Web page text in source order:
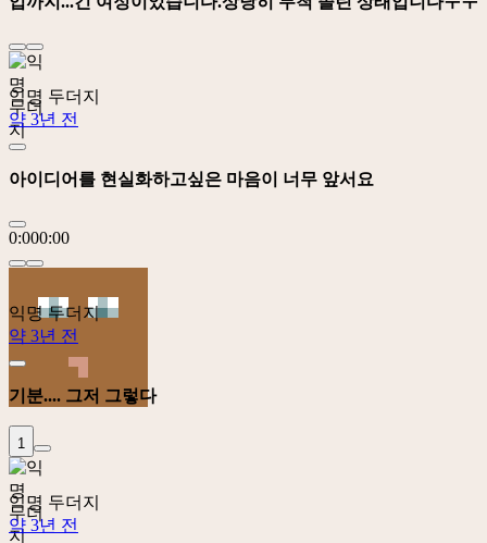
익명 두더지
약 3년 전
아이디어를 현실화하고싶은 마음이 너무 앞서요
0:000:00
익명 두더지
약 3년 전
기분.... 그저 그렇다
1
익명 두더지
약 3년 전